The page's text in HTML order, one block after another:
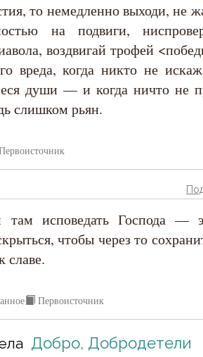
то немедленно выходи, не
на подвиги,
воздвигай трофей
вреда, когда никто не
души — и когда ничто не
слишком рьян.
исповедать Господа —
чтобы через то
славе.
Первоисточник
Добро, Добродетели